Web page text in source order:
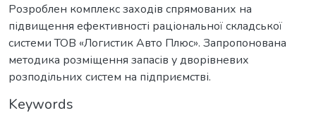
Розроблен комплекс заходів спрямованих на
підвищення ефективності раціональної складської
системи ТОВ «Логистик Авто Плюс». Запропонована
методика розміщення запасів у дворівневих
розподільних систем на підприємстві.
Keywords